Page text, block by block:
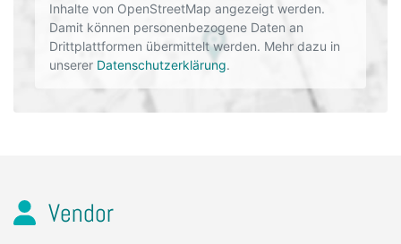
Inhalte von OpenStreetMap angezeigt werden.
Damit können personenbezogene Daten an
Drittplattformen übermittelt werden. Mehr dazu in
unserer Datenschutzerklärung.
Vendor